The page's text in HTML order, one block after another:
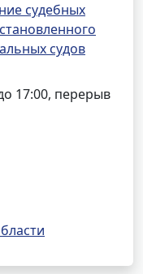
судебных
судов
17:00, перерыв